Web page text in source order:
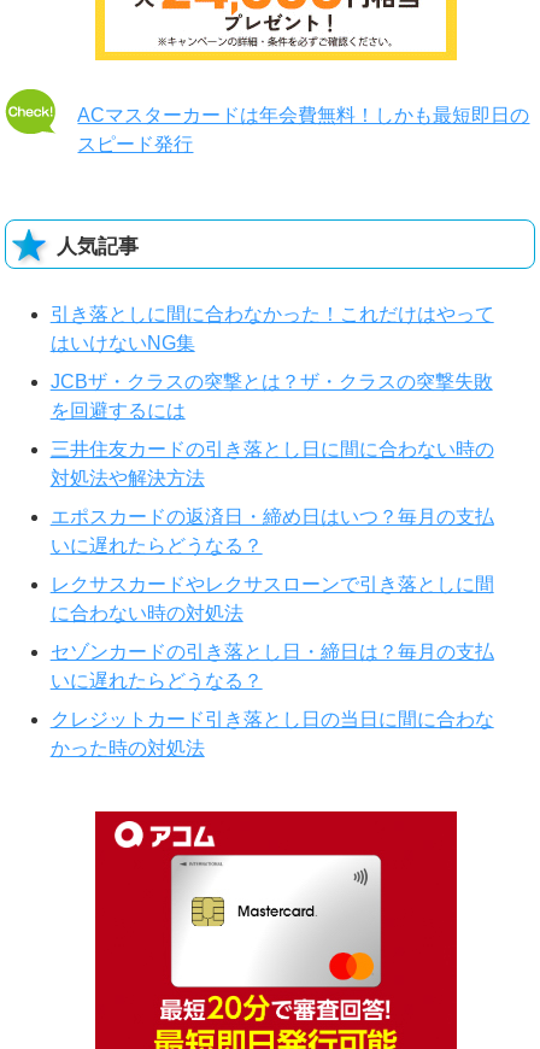
ACマスターカードは年会費無料！しかも最短即日の
スピード発行
人気記事
引き落としに間に合わなかった！これだけはやって
はいけないNG集
JCBザ・クラスの突撃とは？ザ・クラスの突撃失敗
を回避するには
三井住友カードの引き落とし日に間に合わない時の
対処法や解決方法
エポスカードの返済日・締め日はいつ？毎月の支払
いに遅れたらどうなる？
レクサスカードやレクサスローンで引き落としに間
に合わない時の対処法
セゾンカードの引き落とし日・締日は？毎月の支払
いに遅れたらどうなる？
クレジットカード引き落とし日の当日に間に合わな
かった時の対処法